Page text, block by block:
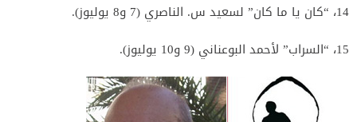
14، “كان يا ما كان” لسعيد س. الناصري (7 و8 يوليوز).
15، “السراب” لأحمد البوعناني (9 و10 يوليوز).